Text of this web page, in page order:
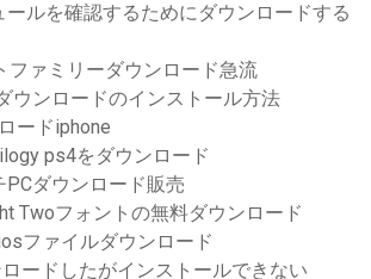
ールを確認するためにダウンロードする
ファミリーダウンロード急流
ウンロードのインストール方法
ードiphone
ps4をダウンロード
ダウンロード販売
Twoフォントの無料ダウンロード
ファイルダウンロード
ロードしたがインストールできない